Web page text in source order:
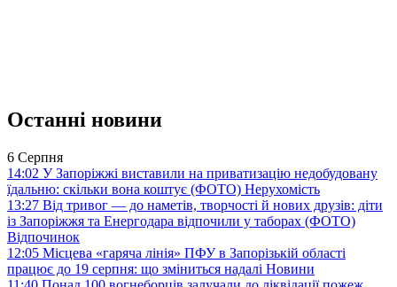
Останні новини
6 Серпня
14:02 У Запоріжжі виставили на приватизацію недобудовану
їдальню: скільки вона коштує (ФОТО) Нерухомість
13:27 Від тривог — до наметів, творчості й нових друзів: діти
із Запоріжжя та Енергодара відпочили у таборах (ФОТО)
Відпочинок
12:05 Місцева «гаряча лінія» ПФУ в Запорізькій області
працює до 19 серпня: що зміниться надалі Новини